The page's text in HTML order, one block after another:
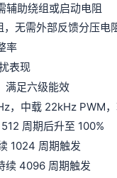
辅助绕组或启动电阻
无需外部反馈分压电
率
表现
满足六级能效
，中载 22kHz PWM
周期后升至 100%
1024 周期触发
续 4096 周期触发